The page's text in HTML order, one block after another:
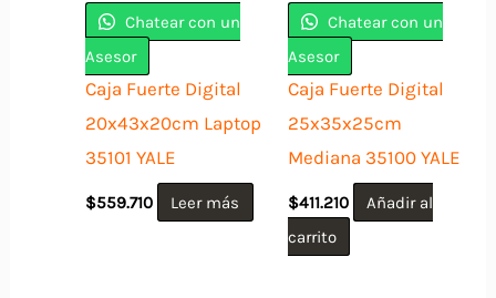
Chatear con un
Asesor
Caja Fuerte Digital
20x43x20cm Laptop
35101 YALE
$559.710 Leer más
Chatear con un
Asesor
Caja Fuerte Digital
25x35x25cm
Mediana 35100 YALE
$411.210
Añadir al
carrito